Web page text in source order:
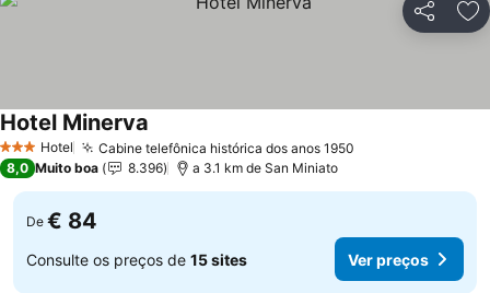
Partilhar
3 EstrelasHotel Cabine telefônica histórica dos anos 1950
Hotel Minerva
8,0 Muito boa 8.396 a 3.1 km de San Miniato
De € 84
Consulte os preços de 15 sites Ver preços